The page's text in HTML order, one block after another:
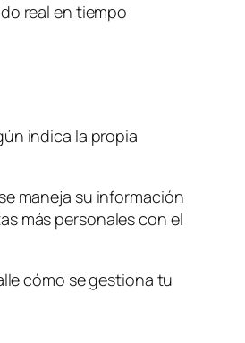
real en tiempo
indica la propia
maneja su información
más personales con el
cómo se gestiona tu